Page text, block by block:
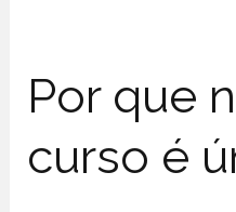
Por que
curso é